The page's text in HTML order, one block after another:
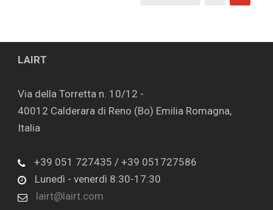
LAIRT
Via della Torretta n. 10/12 -
40012 Calderara di Reno (Bo) Emilia Romagna,
Italia
+39 051 727435 / +39 051727586
Lunedì - venerdì 8:30-17:30
lairt@lairt.com